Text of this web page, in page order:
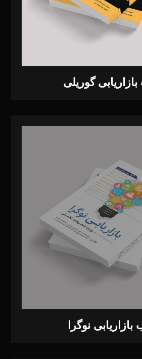
گوریلی
بازاریابی نوگرا